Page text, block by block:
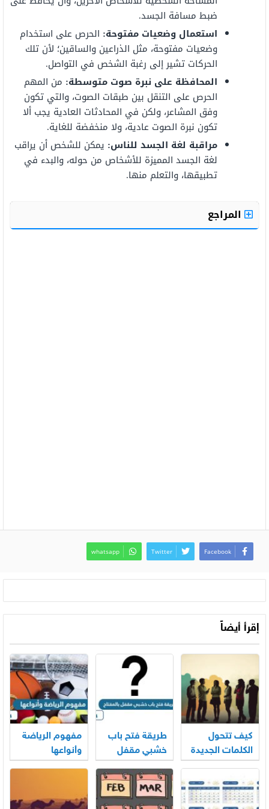
ضبط مسافة الجسد.
استعمال وضعيات مفتوحة: الحرص على استخدام
وضعيات مفتوحة، مثل الذراعين والساقين؛ لأن تلك
الحركات تشير إلى رغبة الشخص في التواصل.
المحافظة على نبرة صوت متوسطة: من المهم
الحرص على التنقل بين طبقات الصوت، والتي تكون
وفق المشاعر، ولكن في المحادثات العادية يجب ألا
تكون نبرة الصوت عادية، ولا منخفضة للغاية.
مراقبة لغة الجسد للناس: يمكن للشخص أن يراقب
لغة الجسد المميزة للأشخاص من حوله، والبدء في
تطبيقها، والتعلم منها.
المراجع
Facebook
Twitter
whatsapp
إقرأ أيضاً
كيف تتحول
الكلمات الجديدة
إلى جزء من
حديثنا اليومي؟
طريقة فتح باب
خشبي مقفل
بالمفتاح
مفهوم الرياضة
وأنواعها